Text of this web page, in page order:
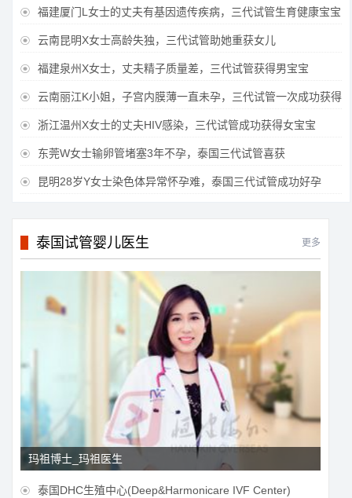
 福建厦门L女士的丈夫有基因遗传疾病，三代试管生育健康宝宝
 云南昆明X女士高龄失独，三代试管助她重获女儿
 福建泉州X女士，丈夫精子质量差，三代试管获得男宝宝
 云南丽江K小姐，子宫内膜薄一直未孕，三代试管一次成功获得
 浙江温州X女士的丈夫HIV感染，三代试管成功获得女宝宝
 东莞W女士输卵管堵塞3年不孕，泰国三代试管喜获
 昆明28岁Y女士染色体异常怀孕难，泰国三代试管成功好孕
泰国试管婴儿医生 更多
玛祖博士_玛祖医生
 泰国DHC生殖中心(Deep&Harmonicare IVF Center)